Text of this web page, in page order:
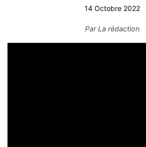
14 Octobre 2022
ParLa rédaction